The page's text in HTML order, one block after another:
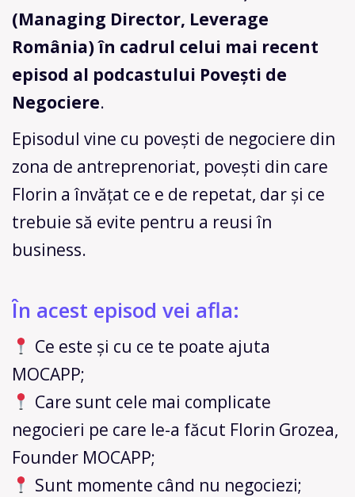
(Managing Director, Leverage
România) în cadrul celui mai recent
episod al podcastului Povești de
Negociere.
Episodul vine cu povești de negociere din
zona de antreprenoriat, povești din care
Florin a învățat ce e de repetat, dar și ce
trebuie să evite pentru a reusi în
business.
În acest episod vei afla:
Ce este și cu ce te poate ajuta
MOCAPP;
Care sunt cele mai complicate
negocieri pe care le-a făcut Florin Grozea,
Founder MOCAPP;
Sunt momente când nu negociezi;